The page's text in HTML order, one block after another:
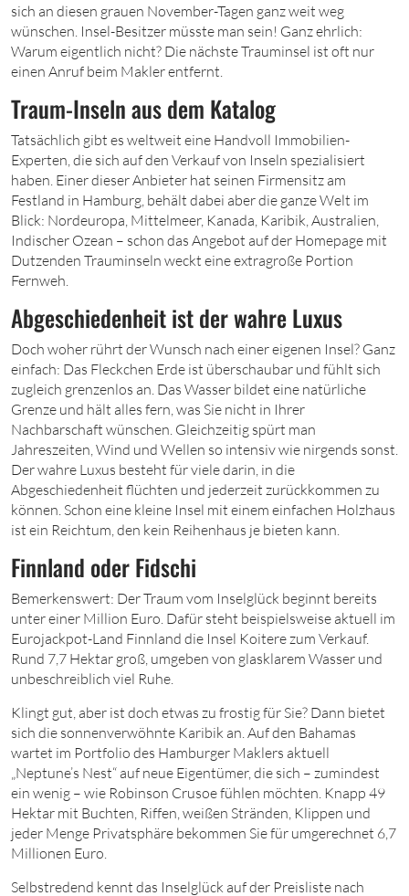
sich an diesen grauen November-Tagen ganz weit weg
wünschen. Insel-Besitzer müsste man sein! Ganz ehrlich:
Warum eigentlich nicht? Die nächste Trauminsel ist oft nur
einen Anruf beim Makler entfernt.
Traum-Inseln aus dem Katalog
Tatsächlich gibt es weltweit eine Handvoll Immobilien-
Experten, die sich auf den Verkauf von Inseln spezialisiert
haben. Einer dieser Anbieter hat seinen Firmensitz am
Festland in Hamburg, behält dabei aber die ganze Welt im
Blick: Nordeuropa, Mittelmeer, Kanada, Karibik, Australien,
Indischer Ozean – schon das Angebot auf der Homepage mit
Dutzenden Trauminseln weckt eine extragroße Portion
Fernweh.
Abgeschiedenheit ist der wahre Luxus
Doch woher rührt der Wunsch nach einer eigenen Insel? Ganz
einfach: Das Fleckchen Erde ist überschaubar und fühlt sich
zugleich grenzenlos an. Das Wasser bildet eine natürliche
Grenze und hält alles fern, was Sie nicht in Ihrer
Nachbarschaft wünschen. Gleichzeitig spürt man
Jahreszeiten, Wind und Wellen so intensiv wie nirgends sonst.
Der wahre Luxus besteht für viele darin, in die
Abgeschiedenheit flüchten und jederzeit zurückkommen zu
können. Schon eine kleine Insel mit einem einfachen Holzhaus
ist ein Reichtum, den kein Reihenhaus je bieten kann.
Finnland oder Fidschi
Bemerkenswert: Der Traum vom Inselglück beginnt bereits
unter einer Million Euro. Dafür steht beispielsweise aktuell im
Eurojackpot-Land Finnland die Insel Koitere zum Verkauf.
Rund 7,7 Hektar groß, umgeben von glasklarem Wasser und
unbeschreiblich viel Ruhe.
Klingt gut, aber ist doch etwas zu frostig für Sie? Dann bietet
sich die sonnenverwöhnte Karibik an. Auf den Bahamas
wartet im Portfolio des Hamburger Maklers aktuell
„Neptune’s Nest“ auf neue Eigentümer, die sich – zumindest
ein wenig – wie Robinson Crusoe fühlen möchten. Knapp 49
Hektar mit Buchten, Riffen, weißen Stränden, Klippen und
jeder Menge Privatsphäre bekommen Sie für umgerechnet 6,7
Millionen Euro.
Selbstredend kennt das Inselglück auf der Preisliste nach